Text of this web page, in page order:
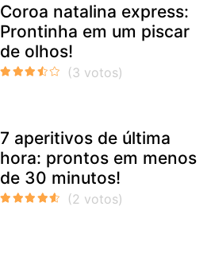
Coroa natalina express:
Prontinha em um piscar
de olhos!
7 aperitivos de última
hora: prontos em menos
de 30 minutos!